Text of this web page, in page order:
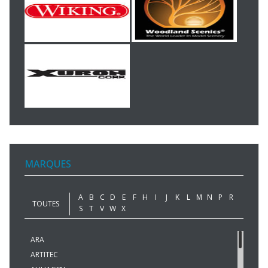
MARQUES
TOUTES
A B C D E F H I J K L M N P
R
S
T V W X
ARA
ARTITEC